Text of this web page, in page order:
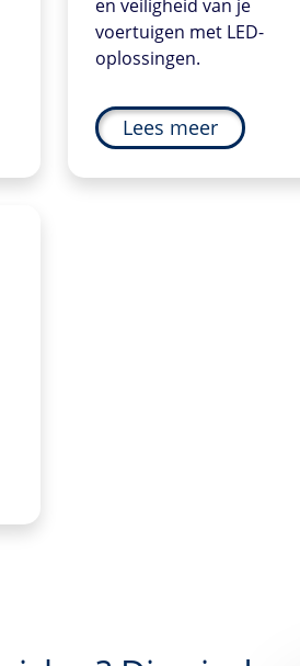
voertuigen met LED-
oplossingen.
Lees meer